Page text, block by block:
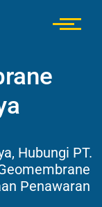
Hubungi PT.
Penawaran